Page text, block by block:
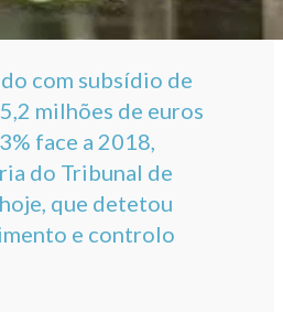
com subsídio de
milhões de euros
face a 2018,
do Tribunal de
que detetou
e controlo